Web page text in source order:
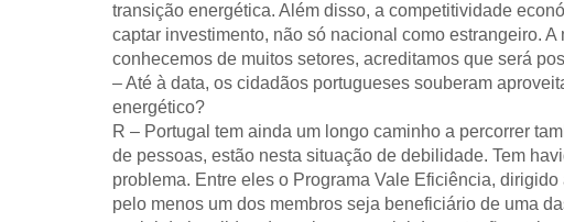
transição energética. Além disso, a competitividade
captar investimento, não só nacional como estrangeiro.
conhecemos de muitos setores, acreditamos que será
– Até à data, os cidadãos portugueses souberam
energético?
R – Portugal tem ainda um longo caminho a percorrer
de pessoas, estão nesta situação de debilidade. Tem
problema. Entre eles o Programa Vale Eficiência,
pelo menos um dos membros seja beneficiário de uma